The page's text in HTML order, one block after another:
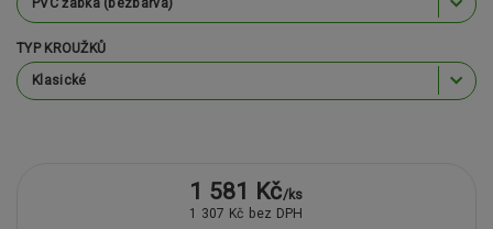
TYP KROUŽKŮ
1 581 Kč/ks
1 307 Kč bez DPH